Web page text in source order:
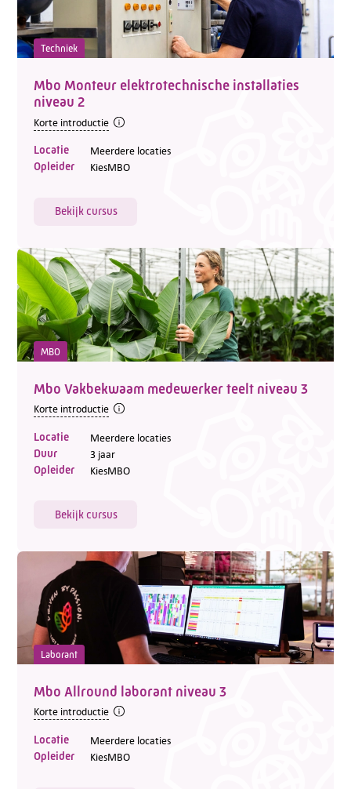
Techniek
Mbo Monteur elektrotechnische installaties
niveau 2
Korte introductie
Locatie Meerdere locaties
Opleider KiesMBO
Bekijk cursus
MBO
Mbo Vakbekwaam medewerker teelt niveau 3
Korte introductie
Locatie Meerdere locaties
Duur 3 jaar
Opleider KiesMBO
Bekijk cursus
Laborant
Mbo Allround laborant niveau 3
Korte introductie
Locatie Meerdere locaties
Opleider KiesMBO